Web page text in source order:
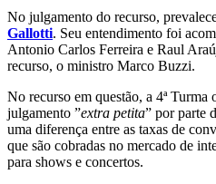
No julgamento do recurso,
Gallotti. Seu entendimento foi
Antonio Carlos Ferreira e Raul
recurso, o ministro Marco Buzzi.
No recurso em questão, a 4ª Turma
julgamento ”extra petita” por parte
uma diferença entre as taxas de
que são cobradas no mercado de
para shows e concertos.